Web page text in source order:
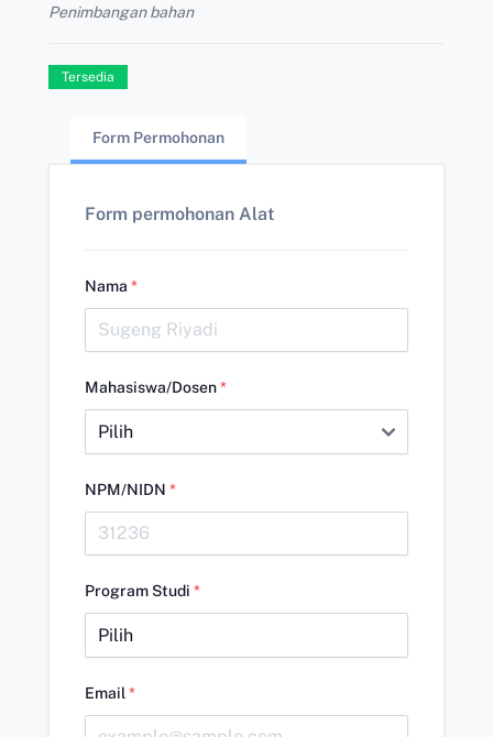
Penimbangan bahan
Tersedia
Form Permohonan
Form permohonan Alat
Nama *
Mahasiswa/Dosen*
NPM/NIDN *
Program Studi *
Email *